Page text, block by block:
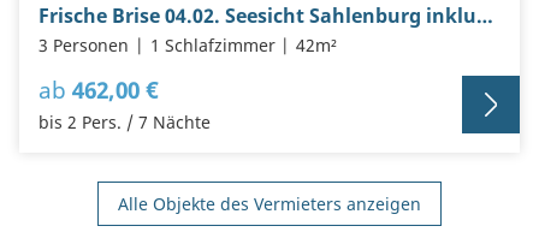
Frische Brise 04.02. Seesicht Sahlenburg inklusive Strandkorb von Mai- September
3 Personen 1 Schlafzimmer 42m²
ab 462,00 €
bis 2 Pers. / 7 Nächte
Alle Objekte des Vermieters anzeigen